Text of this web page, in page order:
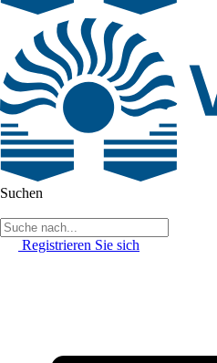
Suchen
Registrieren Sie sich